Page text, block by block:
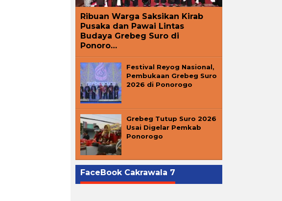
Ribuan Warga Saksikan Kirab
Pusaka dan Pawai Lintas
Budaya Grebeg Suro di
Ponoro…
Festival Reyog Nasional,
Pembukaan Grebeg Suro
2026 di Ponorogo
Grebeg Tutup Suro 2026
Usai Digelar Pemkab
Ponorogo
FaceBook Cakrawala 7